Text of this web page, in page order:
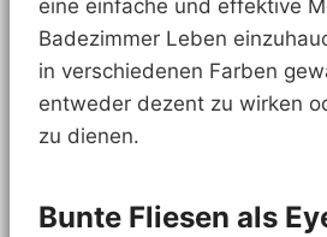
eine einfache und effektive
Badezimmer Leben
in verschiedenen Farben
entweder dezent zu wirken
zu dienen.
Bunte Fliesen als